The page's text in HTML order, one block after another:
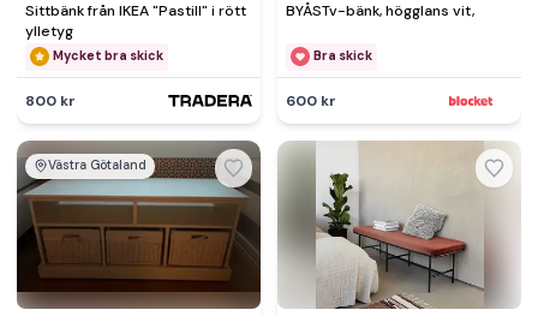
Sittbänk från IKEA "Pastill" i rött
ylletyg
Mycket bra skick
800 kr
BYÅSTv-bänk, högglans vit,
Bra skick
600 kr
Västra Götaland